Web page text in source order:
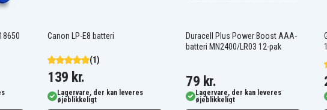
Canon LP-E8 batteri
(1)
139 kr.
Lagervare, der kan leveres
øjeblikkeligt
Duracell Plus Power Boost AAA-
batteri MN2400/LR03 12-pak
79 kr.
Lagervare, der kan leveres
øjeblikkeligt